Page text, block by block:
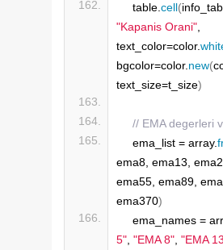
    table.
cell(
"Kapanis Orani",
text_color=color.
bgcolor=color.new(
text_size=t_size)
// EMA degerleri
    ema_list = array.
ema8, ema13,
ema55, ema89,
ema370)
ema_names =
5", "EMA 8", "EMA